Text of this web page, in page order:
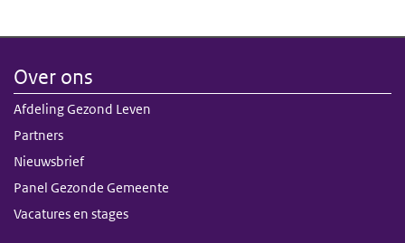
Over ons
Afdeling Gezond Leven
Partners
Nieuwsbrief
Panel Gezonde Gemeente
Vacatures en stages